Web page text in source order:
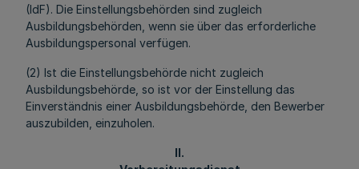
(IdF). Die Einstellungsbehörden sind zugleich
Ausbildungsbehörden, wenn sie über das erforderliche
Ausbildungspersonal verfügen.
(2) Ist die Einstellungsbehörde nicht zugleich
Ausbildungsbehörde, so ist vor der Einstellung das
Einverständnis einer Ausbildungsbehörde, den Bewerber
auszubilden, einzuholen.
II.